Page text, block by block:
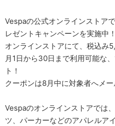
Vespaの公式オンラインストア
レゼントキャンペーンを実施中！
オンラインストアにて、税込み
月1日から30日まで利用可能な
ト！
クーポンは8月中に対象者へメー
Vespaのオンラインストアでは
ツ、パーカーなどのアパレルア